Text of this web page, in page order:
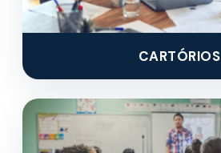
CARTÓRIOS